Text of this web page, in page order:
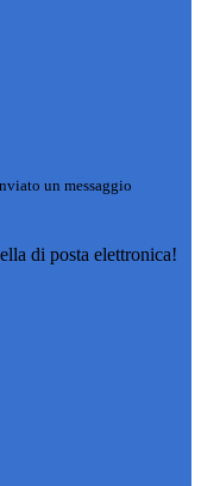
un messaggio
di posta elettronica!